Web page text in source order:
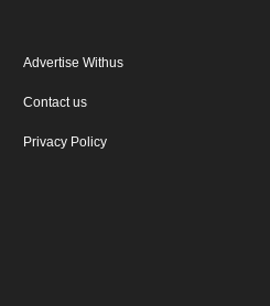
Advertise Withus
Contact us
Privacy Policy